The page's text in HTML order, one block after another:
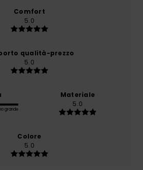
Comfort
5.0
qualità-prezzo
5.0
grande
Materiale
5.0
Colore
5.0